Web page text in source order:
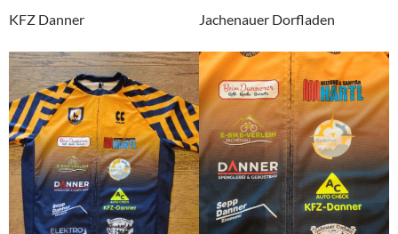
KFZ Danner Jachenauer Dorfladen